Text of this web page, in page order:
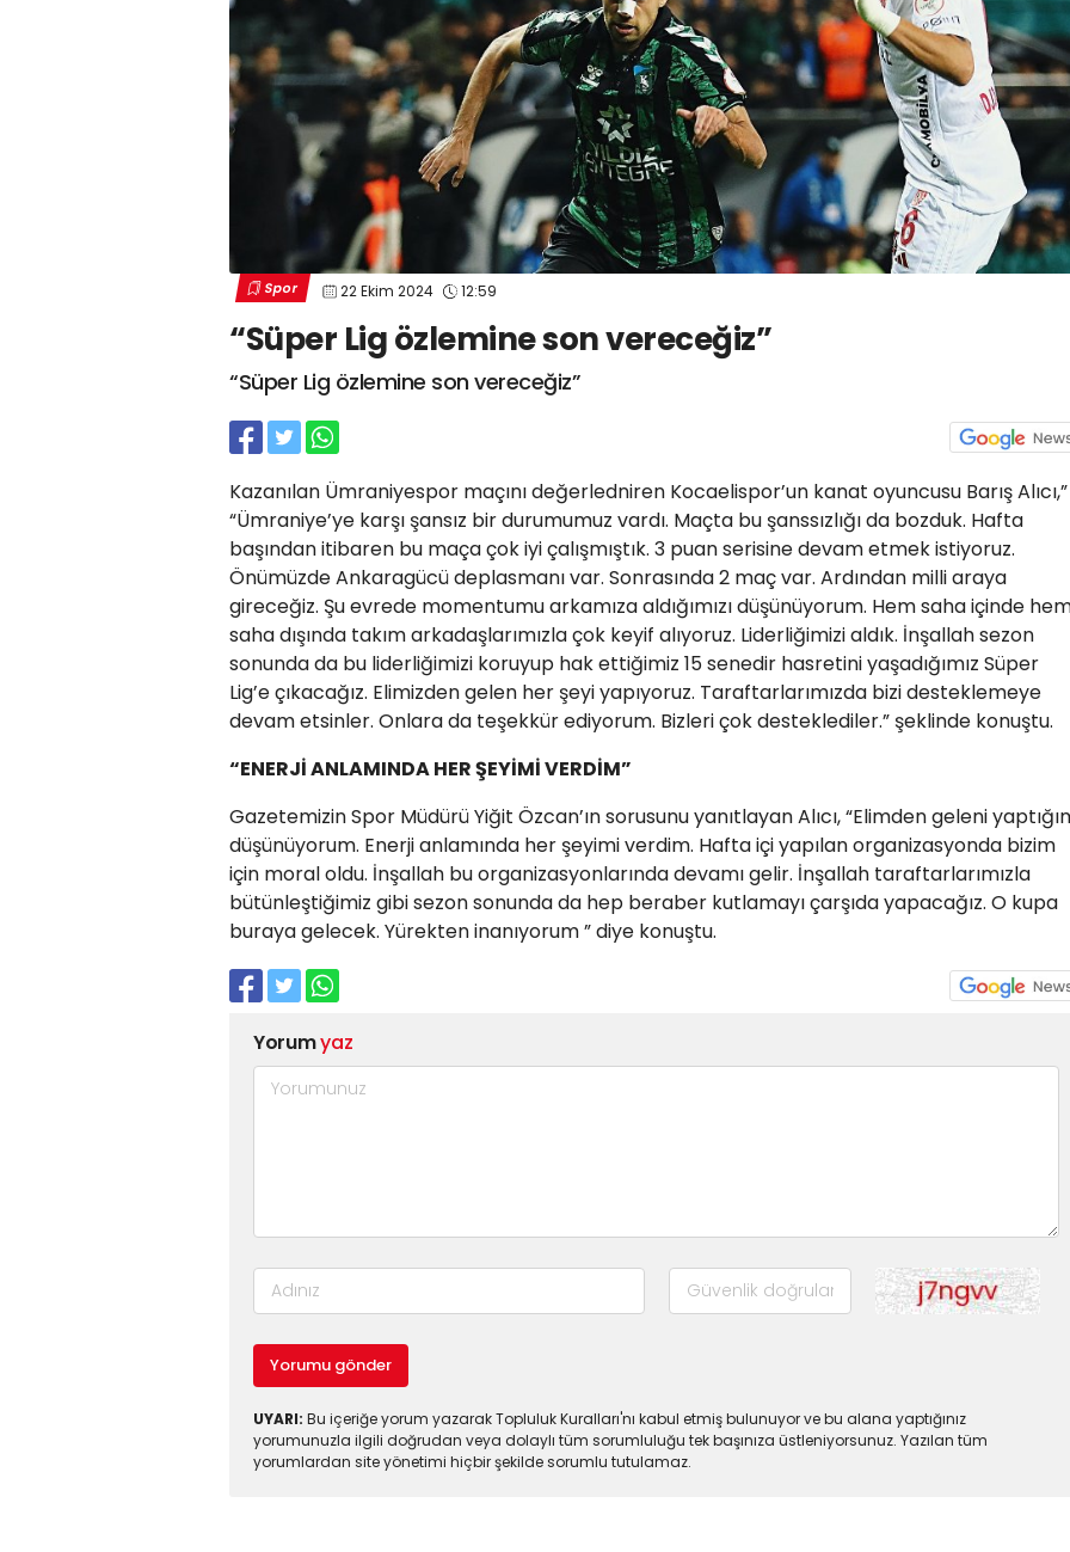
Spor 22 Ekim 2024 12:59
“Süper Lig özlemine son vereceğiz”
“Süper Lig özlemine son vereceğiz”
Kazanılan Ümraniyespor maçını değerledniren Kocaelispor’un kanat oyuncusu Barış Alıcı,”
“Ümraniye’ye karşı şansız bir durumumuz vardı. Maçta bu şanssızlığı da bozduk. Hafta
başından itibaren bu maça çok iyi çalışmıştık. 3 puan serisine devam etmek istiyoruz.
Önümüzde Ankaragücü deplasmanı var. Sonrasında 2 maç var. Ardından milli araya
gireceğiz. Şu evrede momentumu arkamıza aldığımızı düşünüyorum. Hem saha içinde
saha dışında takım arkadaşlarımızla çok keyif alıyoruz. Liderliğimizi aldık. İnşallah sezon
sonunda da bu liderliğimizi koruyup hak ettiğimiz 15 senedir hasretini yaşadığımız Süper
Lig’e çıkacağız. Elimizden gelen her şeyi yapıyoruz. Taraftarlarımızda bizi desteklemeye
devam etsinler. Onlara da teşekkür ediyorum. Bizleri çok desteklediler.” şeklinde konuştu.
“ENERJİ ANLAMINDA HER ŞEYİMİ VERDİM”
Gazetemizin Spor Müdürü Yiğit Özcan’ın sorusunu yanıtlayan Alıcı, “Elimden geleni
düşünüyorum. Enerji anlamında her şeyimi verdim. Hafta içi yapılan organizasyonda bizim
için moral oldu. İnşallah bu organizasyonlarında devamı gelir. İnşallah taraftarlarımızla
bütünleştiğimiz gibi sezon sonunda da hep beraber kutlamayı çarşıda yapacağız. O kupa
buraya gelecek. Yürekten inanıyorum ” diye konuştu.
Yorumyaz
Yorumu gönder
UYARI: Bu içeriğe yorum yazarak Topluluk Kuralları'nı kabul etmiş bulunuyor ve bu alana yaptığınız
yorumunuzla ilgili doğrudan veya dolaylı tüm sorumluluğu tek başınıza üstleniyorsunuz. Yazılan tüm
yorumlardan site yönetimi hiçbir şekilde sorumlu tutulamaz.